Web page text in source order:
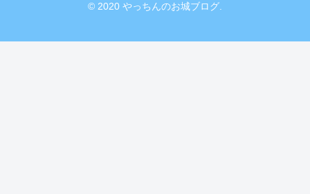
© 2020 やっちんのお城ブログ.